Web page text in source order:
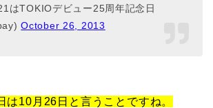
はTOKIOデビュー25周年記念日
October 26, 2013
は10月26日と言うことですね。